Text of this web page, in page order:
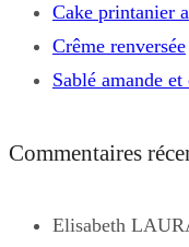
Cake printanier
Crême renversée
Sablé amande
Commentaires
Elisabeth